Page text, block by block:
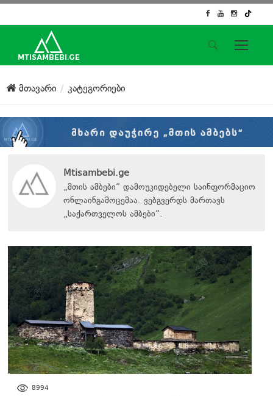
საიტის მენიუ
მთავარი
ქართული საქმე
კონტაქტი
სოციალური ქსელები
მთავარი კატეგორიები
Mtisambebi.ge
„მთის ამბები“ დამოუკიდებელი საინფორმაციო
ონლაინგამოცემაა. ვებგვერდს მართავს
„საქართველოს ამბები“.
8994